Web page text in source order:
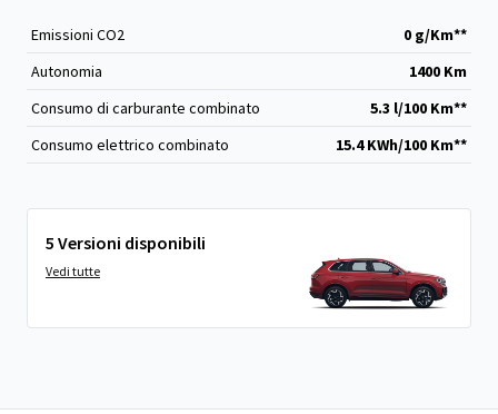
Emissioni CO2
0 g/Km**
Autonomia
1400 Km
Consumo di carburante combinato
5.3 l/100 Km**
Consumo elettrico combinato
15.4 KWh/100 Km**
5 Versioni disponibili
Vedi tutte